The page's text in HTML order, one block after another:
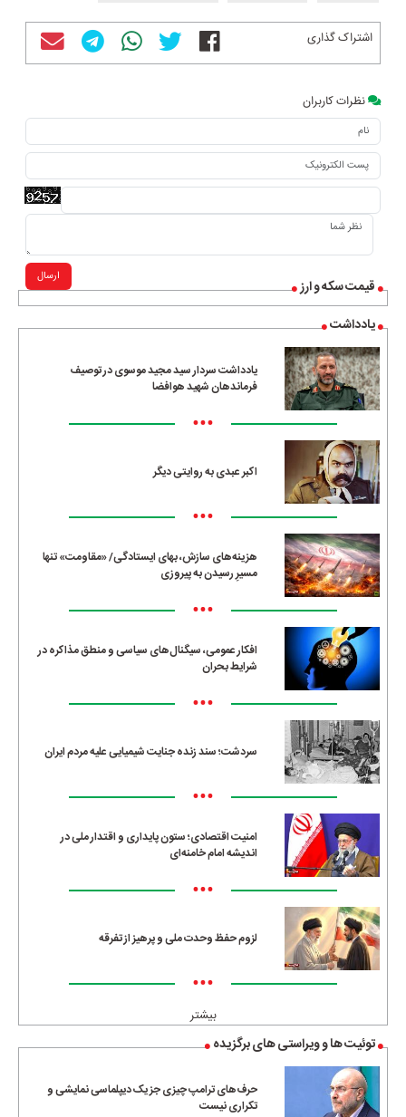
قیمت سکه و ارز
یادداشت
یادداشت سردار سید مجید موسوی در توصیف
فرماندهان شهید هوافضا
•••
اکبر عبدی به روایتی دیگر
•••
هزینه‌های سازش، بهای ایستادگی/ «مقاومت» تنها
مسیرِ رسیدن به پیروزی
•••
افکار عمومی، سیگنال‌های سیاسی و منطق مذاکره در
شرایط بحران
•••
سردشت؛ سند زنده جنایت شیمیایی علیه مردم ایران
•••
امنیت اقتصادی؛ ستون پایداری و اقتدار ملی در
اندیشه امام خامنه‌ای
•••
لزوم حفظ وحدت ملی و پرهیز از تفرقه
•••
بیشتر
توئیت ها و ویراستی های برگزیده
حرف‌های ترامپ چیزی جز یک دیپلماسی نمایشی و
تکراری نیست
اشتراک گذاری
نظرات کاربران
ارسال